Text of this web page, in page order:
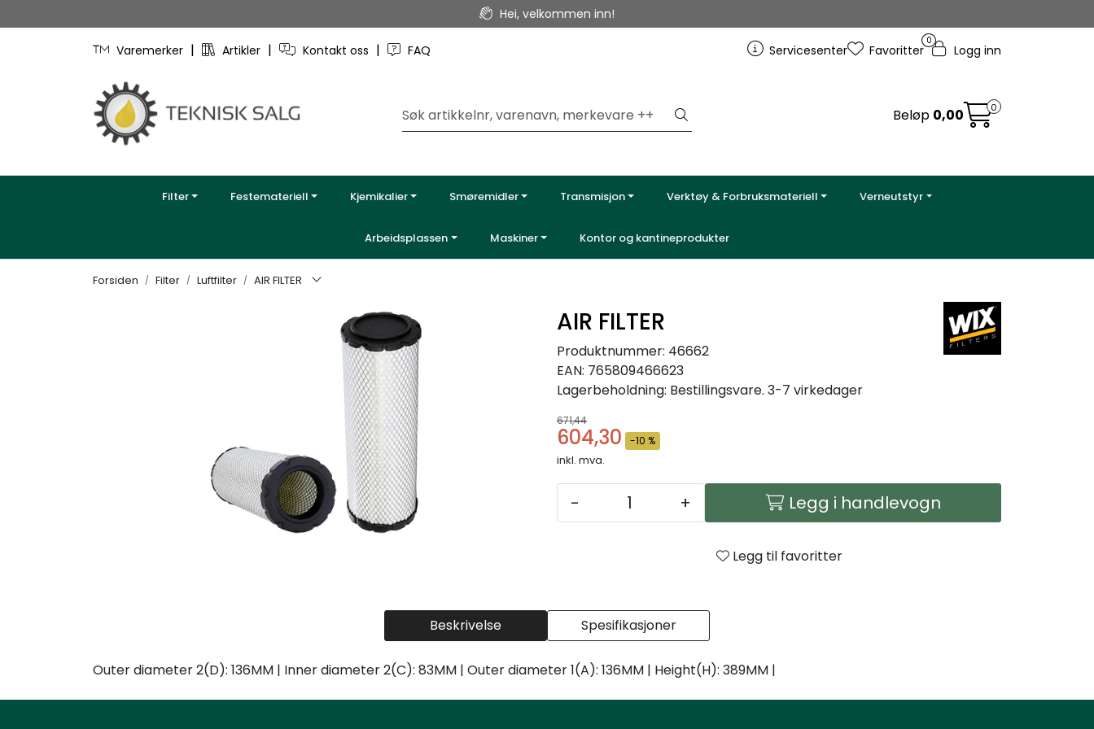
Hei, velkommen inn!
Varemerker | Artikler | Kontakt oss | FAQ Servicesenter
0
Favoritter Logg inn
Beløp 0,00 0
Filter Festemateriell Kjemikalier Smøremidler Transmisjon Verktøy & Forbruksmateriell Verneutstyr
Arbeidsplassen Maskiner Kontor og kantineprodukter
Forsiden Filter Luftfilter AIR FILTER
AIR FILTER
Produktnummer: 46662
EAN: 765809466623
Lagerbeholdning: Bestillingsvare. 3-7 virkedager
671,44
604,30 -10 %
inkl. mva.
- + Legg i handlevogn
Legg til favoritter
Beskrivelse Spesifikasjoner
Outer diameter 2(D): 136MM | Inner diameter 2(C): 83MM | Outer diameter 1(A): 136MM | Height(H): 389MM |